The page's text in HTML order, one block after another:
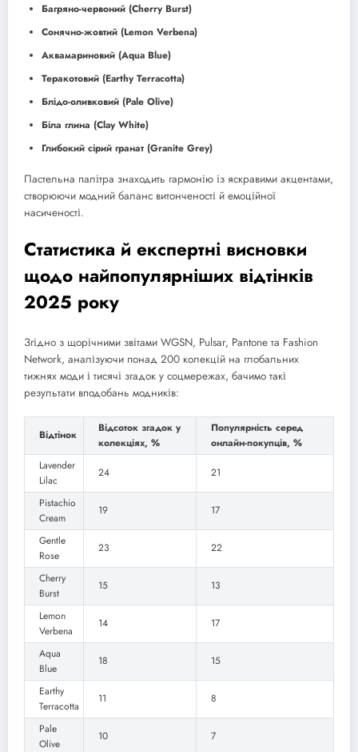
Багряно-червоний (Cherry Burst)
Сонячно-жовтий (Lemon Verbena)
Аквамариновий (Aqua Blue)
Теракотовий (Earthy Terracotta)
Блідо-оливковий (Pale Olive)
Біла глина (Clay White)
Глибокий сірий гранат (Granite Grey)
Пастельна палітра знаходить гармонію із яскравими акцентами,
створюючи модний баланс витонченості й емоційної
насиченості.
Статистика й експертні висновки
щодо найпопулярніших відтінків
2025 року
Згідно з щорічними звітами WGSN, Pulsar, Pantone та Fashion
Network, аналізуючи понад 200 колекцій на глобальних
тижнях моди і тисячі згадок у соцмережах, бачимо такі
результати вподобань модників:
Відтінок
Відсоток згадок у
колекціях, %
Популярність серед
онлайн-покупців, %
Lavender
Lilac
24 21
Pistachio
Cream
19 17
Gentle
Rose
23 22
Cherry
Burst
15 13
Lemon
Verbena
14 17
Aqua
Blue
18 15
Earthy
Terracotta
11 8
Pale
Olive
10 7